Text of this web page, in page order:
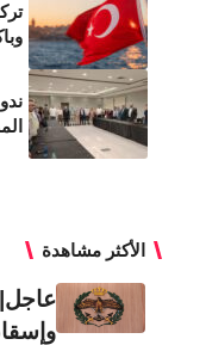
الأكثر مشاهدة